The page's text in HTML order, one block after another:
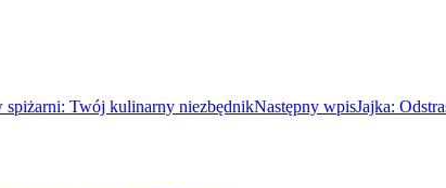
spiżarni: Twój kulinarny niezbędnikNastępny wpisJajka: